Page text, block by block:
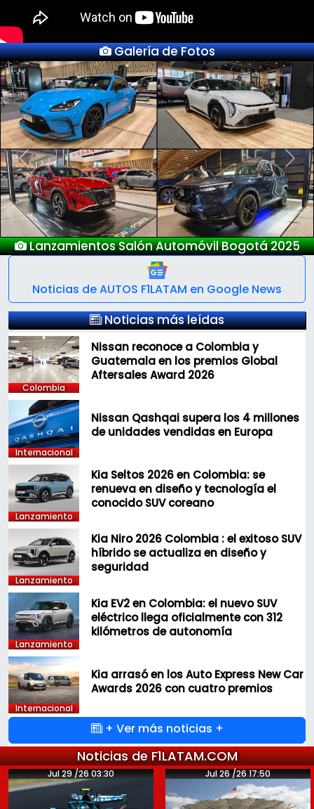
Galería de Fotos
2025 Nuevo Deepal S05
Previous Next
Noticias de AUTOS F1LATAM en Google News
Noticias más leídas
Colombia
Nissan reconoce a Colombia y
Guatemala en los premios Global
Aftersales Award 2026
Internacional
Nissan Qashqai supera los 4 millones
de unidades vendidas en Europa
Lanzamiento
Kia Seltos 2026 en Colombia: se
renueva en diseño y tecnología el
conocido SUV coreano
Lanzamiento
Kia Niro 2026 Colombia : el exitoso SUV
híbrido se actualiza en diseño y
seguridad
Lanzamiento
Kia EV2 en Colombia: el nuevo SUV
eléctrico llega oficialmente con 312
kilómetros de autonomía
Internacional
Kia arrasó en los Auto Express New Car
Awards 2026 con cuatro premios
+ Ver más noticias +
Noticias de F1LATAM.COM
Jul 29 /26 03:30 Jul 26 /26 17:50